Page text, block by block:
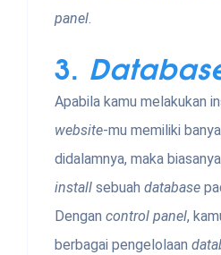
panel.
3.
Apabila kamu melakukan
website-mu memiliki
didalamnya, maka
install sebuah database
Dengan control panel,
berbagai pengelolaan